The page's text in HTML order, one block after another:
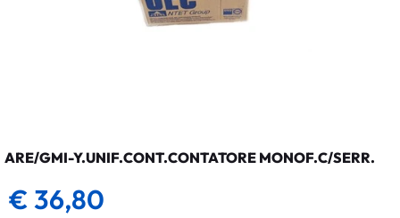
ARE/GMI-Y.UNIF.CONT.CONTATORE MONOF.C/SERR.
€ 36,80